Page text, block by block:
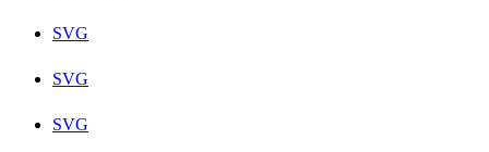
SVG
SVG
SVG